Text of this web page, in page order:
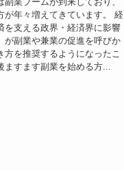
が年々増えてきています。 経
を支える政界・経済界に影響
が副業や兼業の促進を呼びか
方を推奨するようになったこ
ますます副業を始める方...